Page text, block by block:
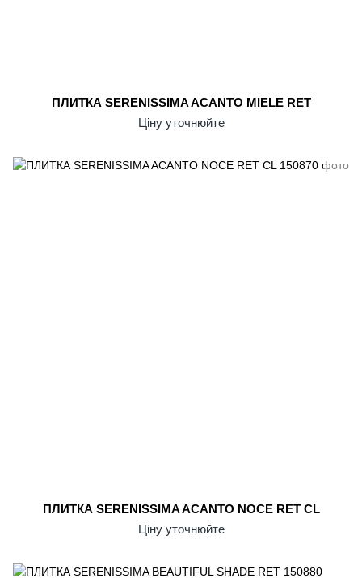
ПЛИТКА SERENISSIMA ACANTO MIELE RET
Ціну уточнюйте
ПЛИТКА SERENISSIMA ACANTO NOCE RET CL
Ціну уточнюйте